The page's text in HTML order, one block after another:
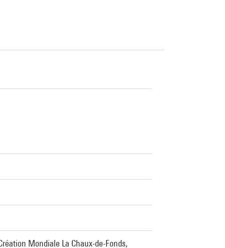
Mondiale La Chaux-de-Fonds,